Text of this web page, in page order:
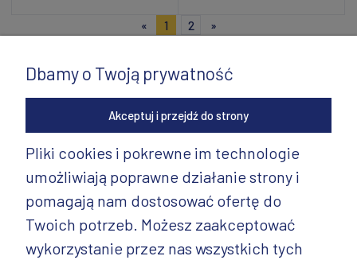
«
1 2 »
INFORMACJE
PRODUKTY CD.
Dbamy o Twoją prywatność
Akceptuj i przejdź do strony
Pliki cookies i pokrewne im technologie
umożliwiają poprawne działanie strony i
pomagają nam dostosować ofertę do
Twoich potrzeb. Możesz zaakceptować
wykorzystanie przez nas wszystkich tych